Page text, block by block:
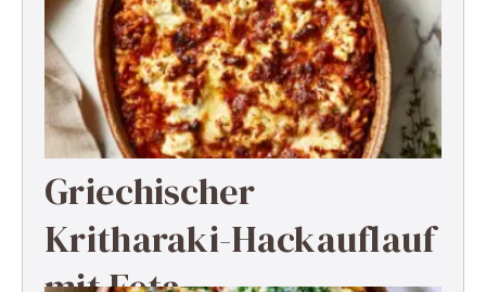
Griechischer
Kritharaki-Hackauflauf